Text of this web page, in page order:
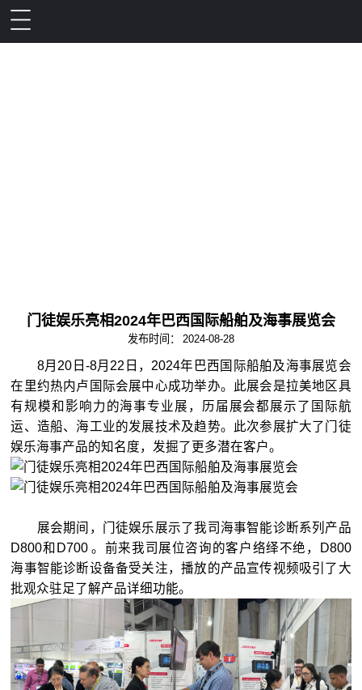
门徒娱乐亮相2024年巴西国际船舶及海事展览会
发布时间： 2024-08-28
8月20日-8月22日，2024年巴西国际船舶及海事展览会
在里约热内卢国际会展中心成功举办。此展会是拉美地区具
有规模和影响力的海事专业展，历届展会都展示了国际航
运、造船、海工业的发展技术及趋势。此次参展扩大了门徒
娱乐海事产品的知名度，发掘了更多潜在客户。
展会期间，门徒娱乐展示了我司海事智能诊断系列产品
D800和D700 。前来我司展位咨询的客户络绎不绝，D800
海事智能诊断设备备受关注，播放的产品宣传视频吸引了大
批观众驻足了解产品详细功能。